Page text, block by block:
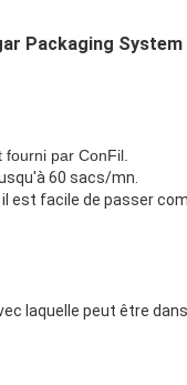
Packaging System
par ConFil.
60 sacs/mn.
est facile de passer
laquelle peut être